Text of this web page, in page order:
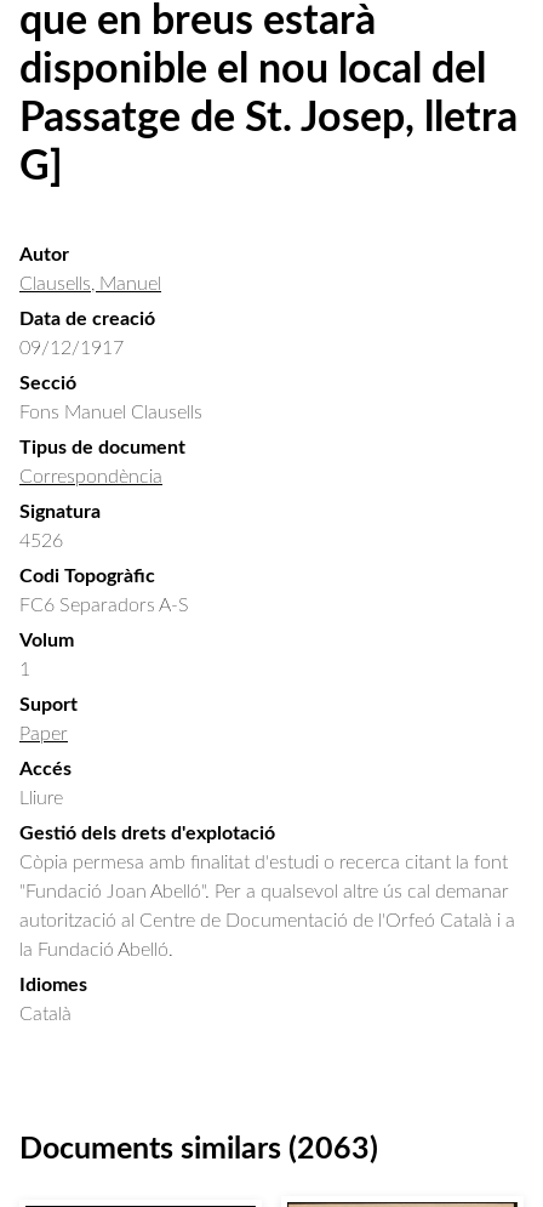
que en breus estarà
disponible el nou local del
Passatge de St. Josep, lletra
G]
Autor
Clausells, Manuel
Data de creació
09/12/1917
Secció
Fons Manuel Clausells
Tipus de document
Correspondència
Signatura
4526
Codi Topogràfic
FC6 Separadors A-S
Volum
1
Suport
Paper
Accés
Lliure
Gestió dels drets d'explotació
Còpia permesa amb finalitat d'estudi o recerca citant la font
"Fundació Joan Abelló". Per a qualsevol altre ús cal demanar
autorització al Centre de Documentació de l'Orfeó Català i a
la Fundació Abelló.
Idiomes
Català
Documents similars (2063)